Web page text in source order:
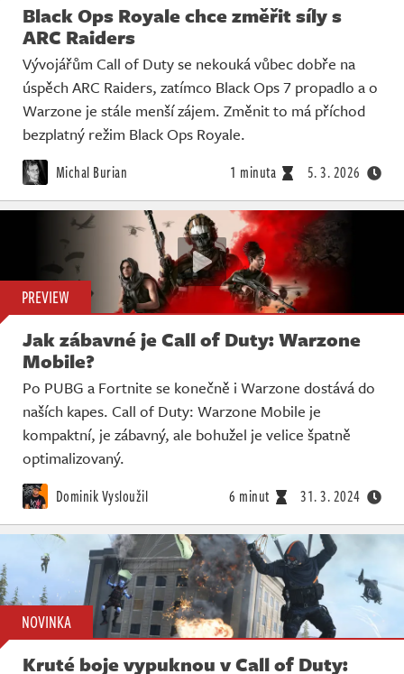
Black Ops Royale chce změřit síly s
ARC Raiders
Vývojářům Call of Duty se nekouká vůbec dobře na
úspěch ARC Raiders, zatímco Black Ops 7 propadlo a o
Warzone je stále menší zájem. Změnit to má příchod
bezplatný režim Black Ops Royale.
Michal Burian 1 minuta 5. 3. 2026
PREVIEW
Jak zábavné je Call of Duty: Warzone
Mobile?
Po PUBG a Fortnite se konečně i Warzone dostává do
naších kapes. Call of Duty: Warzone Mobile je
kompaktní, je zábavný, ale bohužel je velice špatně
optimalizovaný.
Dominik Vysloužil 6 minut 31. 3. 2024
NOVINKA
Kruté boje vypuknou v Call of Duty: